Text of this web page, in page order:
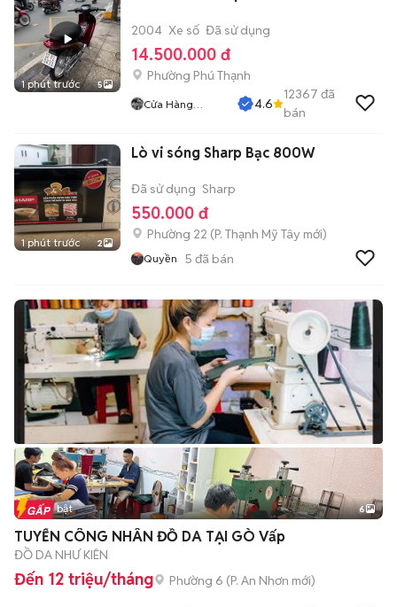
1 phút trước 5
2004 Xe số Đã sử dụng
14.500.000 đ
Phường Phú Thạnh
Cửa Hàng
4.6
12367 đã
bán
1 phút trước 2
Lò vi sóng Sharp Bạc 800W
Đã sử dụng Sharp
550.000 đ
Phường 22 (P. Thạnh Mỹ Tây mới)
Quyền 5 đã bán
+2
Tin nổi bật 6
TUYỂN CÔNG NHÂN ĐỒ DA TẠI GÒ Vấp
ĐỒ DA NHƯ KIÊN
Đến 12 triệu/tháng Phường 6 (P. An Nhơn mới)